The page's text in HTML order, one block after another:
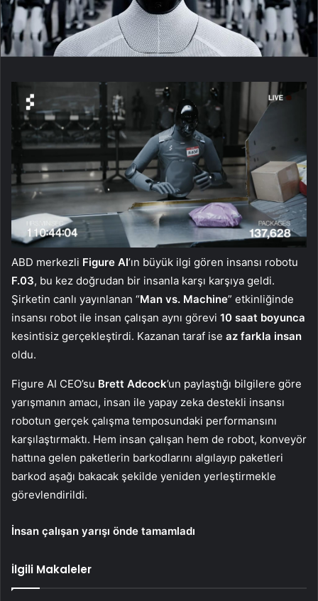
ABD merkezli Figure AI’ın büyük ilgi gören insansı robotu
F.03, bu kez doğrudan bir insanla karşı karşıya geldi.
Şirketin canlı yayınlanan “Man vs. Machine” etkinliğinde
insansı robot ile insan çalışan aynı görevi 10 saat boyunca
kesintisiz gerçekleştirdi. Kazanan taraf ise az farkla insan
oldu.
Figure AI CEO’su Brett Adcock’un paylaştığı bilgilere göre
yarışmanın amacı, insan ile yapay zeka destekli insansı
robotun gerçek çalışma temposundaki performansını
karşılaştırmaktı. Hem insan çalışan hem de robot, konveyör
hattına gelen paketlerin barkodlarını algılayıp paketleri
barkod aşağı bakacak şekilde yeniden yerleştirmekle
görevlendirildi.
İnsan çalışan yarışı önde tamamladı
İlgili Makaleler